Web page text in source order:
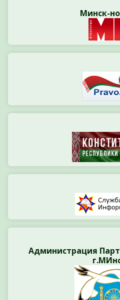
Минск-
Администрация